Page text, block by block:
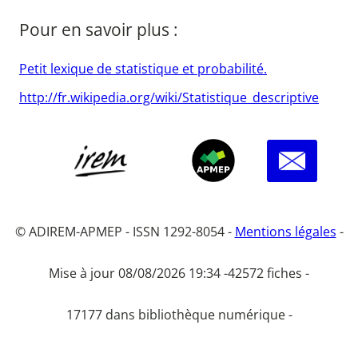
Pour en savoir plus :
Petit lexique de statistique et probabilité.
http://fr.wikipedia.org/wiki/Statistique_descriptive
© ADIREM-APMEP - ISSN 1292-8054 - Mentions légales -
Mise à jour 08/08/2026 19:34 -42572 fiches -
17177 dans bibliothèque numérique -